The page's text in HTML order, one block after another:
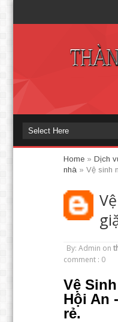
Home» Dịch
nhà» Vệ sinh
By: Admin on
comment : 0
Vệ
Hội An
rẻ.